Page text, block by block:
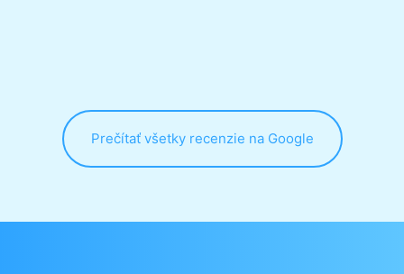
Prečítať všetky recenzie na Google